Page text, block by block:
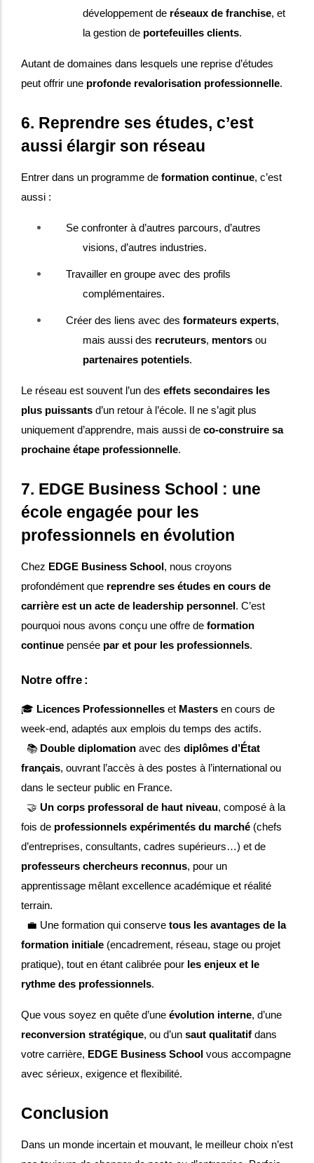
développement de réseaux de franchise, et
la gestion de portefeuilles clients.
Autant de domaines dans lesquels une reprise d’études
peut offrir une profonde revalorisation professionnelle.
6. Reprendre ses études, c’est
aussi élargir son réseau
Entrer dans un programme de formation continue, c’est
aussi :
Se confronter à d’autres parcours, d’autres
visions, d’autres industries.
Travailler en groupe avec des profils
complémentaires.
Créer des liens avec des formateurs experts,
mais aussi des recruteurs, mentors ou
partenaires potentiels.
Le réseau est souvent l’un des effets secondaires les
plus puissants d’un retour à l’école. Il ne s’agit plus
uniquement d’apprendre, mais aussi de co-construire sa
prochaine étape professionnelle.
7. EDGE Business School : une
école engagée pour les
professionnels en évolution
Chez EDGE Business School, nous croyons
profondément que reprendre ses études en cours de
carrière est un acte de leadership personnel. C’est
pourquoi nous avons conçu une offre de formation
continue pensée par et pour les professionnels.
Notre offre :
🎓 Licences Professionnelles et Masters en cours de
week-end, adaptés aux emplois du temps des actifs.
📚 Double diplomation avec des diplômes d’État
français, ouvrant l’accès à des postes à l’international ou
dans le secteur public en France.
🤝 Un corps professoral de haut niveau, composé à la
fois de professionnels expérimentés du marché (chefs
d’entreprises, consultants, cadres supérieurs…) et de
professeurs chercheurs reconnus, pour un
apprentissage mêlant excellence académique et réalité
terrain.
💼 Une formation qui conserve tous les avantages de la
formation initiale (encadrement, réseau, stage ou projet
pratique), tout en étant calibrée pour les enjeux et le
rythme des professionnels.
Que vous soyez en quête d’une évolution interne, d’une
reconversion stratégique, ou d’un saut qualitatif dans
votre carrière, EDGE Business School vous accompagne
avec sérieux, exigence et flexibilité.
Conclusion
Dans un monde incertain et mouvant, le meilleur choix n’est